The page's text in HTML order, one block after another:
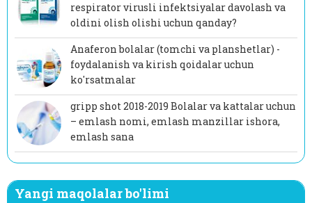
respirator virusli infektsiyalar davolash va
oldini olish olishi uchun qanday?
Anaferon bolalar (tomchi va planshetlar) -
foydalanish va kirish qoidalar uchun
ko'rsatmalar
gripp shot 2018-2019 Bolalar va kattalar uchun
– emlash nomi, emlash manzillar ishora,
emlash sana
Yangi maqolalar bo'limi